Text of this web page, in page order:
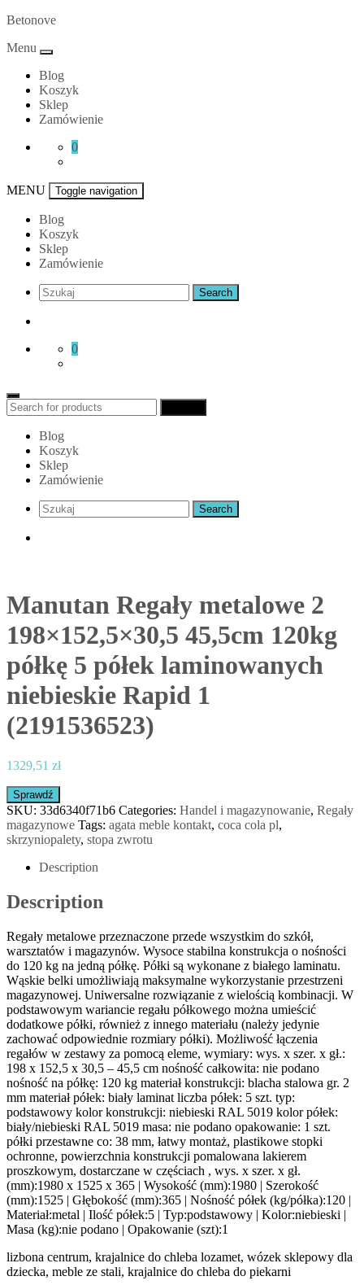
Skip
content
Betonove
Menu
Blog
Koszyk
Sklep
Zamówienie
0
MENU Toggle navigation
Blog
Koszyk
Sklep
Zamówienie
0
Search
for:
Blog
Koszyk
Sklep
Zamówienie
Manutan Regały metalowe 2
198×152,5×30,5 45,5cm 120kg
półkę 5 półek laminowanych
niebieskie Rapid 1
(2191536523)
1329,51 zł
Sprawdź
SKU: 33d6340f71b6 Categories: Handel i magazynowanie, Regały
magazynowe Tags: agata meble kontakt, coca cola pl,
skrzyniopalety, stopa zwrotu
Description
Description
Regały metalowe przeznaczone przede wszystkim do szkół,
warsztatów i magazynów. Wysoce stabilna konstrukcja o nośności
do 120 kg na jedną półkę. Półki są wykonane z białego laminatu.
Wąskie belki umożliwiają maksymalne wykorzystanie przestrzeni
magazynowej. Uniwersalne rozwiązanie z wielością kombinacji. W
podstawowym wariancie regału półkowego można umieścić
dodatkowe półki, również z innego materiału (należy jedynie
zachować odpowiednie rozmiary półki). Możliwość łączenia
regałów w zestawy za pomocą eleme, wymiary: wys. x szer. x gł.:
198 x 152,5 x 30,5 – 45,5 cm nośność całkowita: nie podano
nośność na półkę: 120 kg materiał konstrukcji: blacha stalowa gr. 2
mm materiał półek: biały laminat liczba półek: 5 szt. typ:
podstawowy kolor konstrukcji: niebieski RAL 5019 kolor półek:
biały/niebieski RAL 5019 masa: nie podano opakowanie: 1 szt.
półki przestawne co: 38 mm, łatwy montaż, plastikowe stopki
ochronne, powierzchnia konstrukcji pomalowana lakierem
proszkowym, dostarczane w częściach , wys. x szer. x gł.
(mm):1980 x 1525 x 365 | Wysokość (mm):1980 | Szerokość
(mm):1525 | Głębokość (mm):365 | Nośność półek (kg/półka):120 |
Materiał:metal | Ilość półek:5 | Typ:podstawowy | Kolor:niebieski |
Masa (kg):nie podano | Opakowanie (szt):1
lizbona centrum, krajalnice do chleba lozamet, wózek sklepowy dla
dziecka, meble ze stali, krajalnice do chleba do piekarni